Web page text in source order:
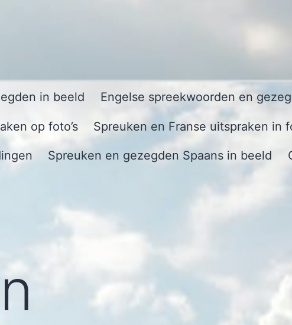
in beeld Engelse spreekwoorden en
op foto’s Spreuken en Franse uitspraken in
Spreuken en gezegden Spaans in beeld